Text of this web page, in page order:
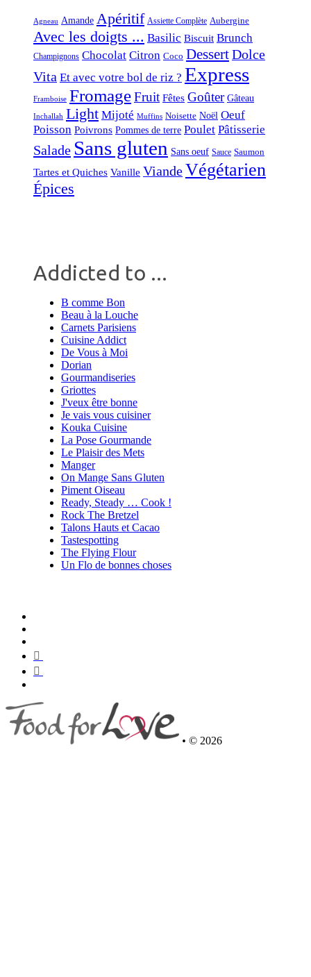
Agneau Amande Apéritif Assiette Complète Aubergine
Avec les doigts ... Basilic Biscuit Brunch
Champignons Chocolat Citron Coco DessertDolce
Vita Et avec votre bol de riz ? Express
Framboise FromageFruit Fêtes Goûter Gâteau
Inchallah Light Mijoté Muffins Noisette Noël Oeuf
Poisson Poivrons Pommes de terre Poulet Pâtisserie
Salade Sans gluten Sans oeuf Sauce Saumon
Tartes et Quiches Vanille ViandeVégétarien
Épices
Addicted to ...
B comme Bon
Beau à la Louche
Carnets Parisiens
Cuisine Addict
De Vous à Moi
Dorian
Gourmandiseries
Griottes
J'veux être bonne
Je vais vous cuisiner
Kouka Cuisine
La Pose Gourmande
Le Plaisir des Mets
Manger
On Mange Sans Gluten
Piment Oiseau
Ready, Steady … Cook !
Rock The Bretzel
Talons Hauts et Cacao
Tastespotting
The Flying Flour
Un Flo de bonnes choses
• © 2026